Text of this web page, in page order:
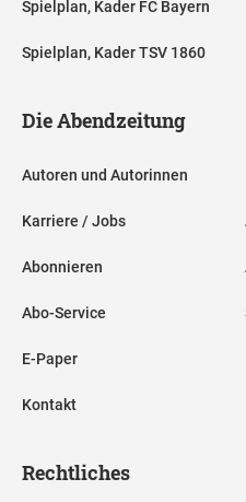
Spielplan, Kader FC Bayern
Spielplan, Kader TSV 1860
Die Abendzeitung
Autoren und Autorinnen
Karriere / Jobs
Abonnieren
Abo-Service
E-Paper
Kontakt
Rechtliches